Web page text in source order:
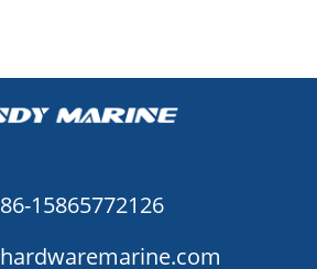
15865772126